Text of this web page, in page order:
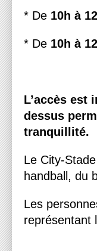
* De 10h à
* De 10h à
L’accès est
dessus
tranquillité.
Le City-
handball, du
Les
représentant